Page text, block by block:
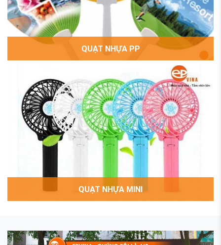
QUẠT NHỰA PP
QUẠT NHỰA MINI